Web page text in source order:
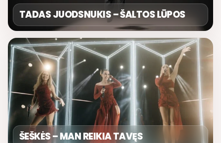
TADAS JUODSNUKIS – ŠALTOS LŪPOS
ŠEŠKĖS – MAN REIKIA TAVĘS